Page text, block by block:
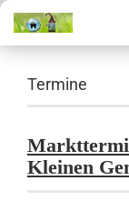
Termine
Kleinen